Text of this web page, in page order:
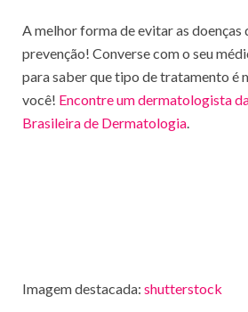
A melhor forma de evitar as doenças
prevenção! Converse com o seu
para saber que tipo de tratamento é
você! Encontre um dermatologista
Brasileira de Dermatologia.
Imagem destacada: shutterstock